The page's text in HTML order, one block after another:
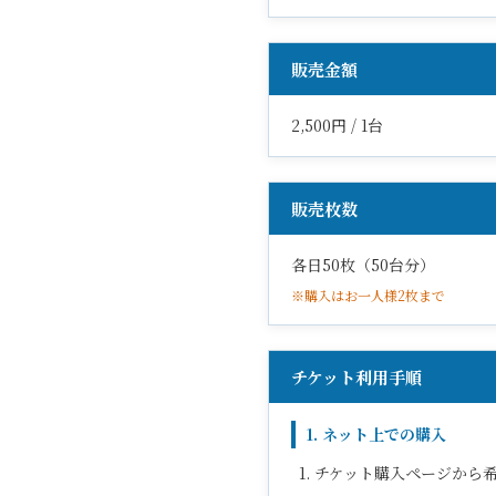
販売金額
2,500円 / 1台
販売枚数
各日50枚（50台分）
※購入はお一人様2枚まで
チケット利用手順
1. ネット上での購入
チケット購入ページから